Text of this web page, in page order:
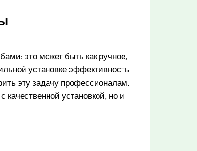
это может быть как ручное,
установке эффективность
эту задачу профессионалам,
качественной установкой, но и